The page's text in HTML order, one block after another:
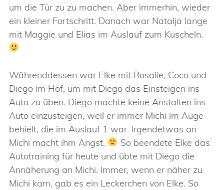
um die Tür zu zu machen. Aber immerhin, wieder
ein kleiner Fortschritt. Danach war Natalja lange
mit Maggie und Elias im Auslauf zum Kuscheln.
Währenddessen war Elke mit Rosalie, Coco und
Diego im Hof, um mit Diego das Einsteigen ins
Auto zu üben. Diego machte keine Anstalten ins
Auto einzusteigen, weil er immer Michi im Auge
behielt, die im Auslauf 1 war. Irgendetwas an
Michi macht ihm Angst.
So beendete Elke das
Autotraining für heute und übte mit Diego die
Annäherung an Michi. Immer, wenn er näher zu
Michi kam, gab es ein Leckerchen von Elke. So